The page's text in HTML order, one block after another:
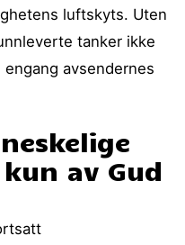
luftskyts. Uten
tanker ikke
avsendernes
av Gud